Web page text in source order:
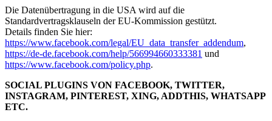
Die Datenübertragung in die USA wird auf die
Standardvertragsklauseln der EU-Kommission gestützt.
Details finden Sie hier:
https://www.facebook.com/legal/EU_data_transfer_addendum,
https://de-de.facebook.com/help/566994660333381 und
https://www.facebook.com/policy.php.
SOCIAL PLUGINS VON FACEBOOK, TWITTER,
INSTAGRAM, PINTEREST, XING, ADDTHIS, WHATSAPP
ETC.